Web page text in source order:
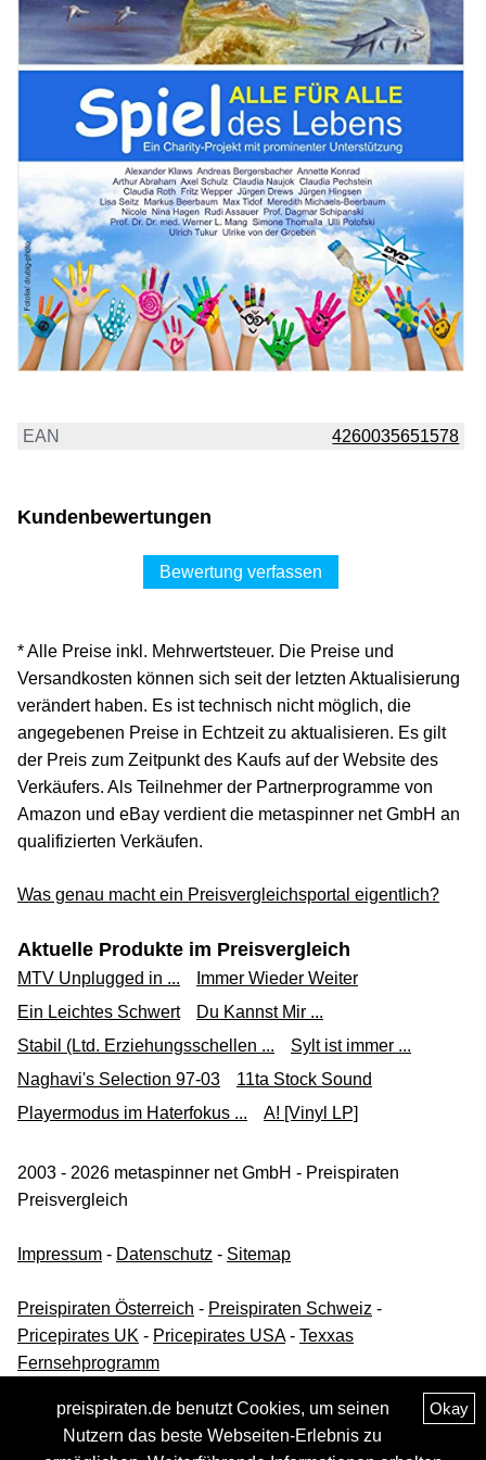
EAN 4260035651578
Kundenbewertungen
Bewertung verfassen
* Alle Preise inkl. Mehrwertsteuer. Die Preise und
Versandkosten können sich seit der letzten Aktualisierung
verändert haben. Es ist technisch nicht möglich, die
angegebenen Preise in Echtzeit zu aktualisieren. Es gilt
der Preis zum Zeitpunkt des Kaufs auf der Website des
Verkäufers. Als Teilnehmer der Partnerprogramme von
Amazon und eBay verdient die metaspinner net GmbH an
qualifizierten Verkäufen.
Was genau macht ein Preisvergleichsportal eigentlich?
Aktuelle Produkte im Preisvergleich
MTV Unplugged in ...
Immer Wieder Weiter
Ein Leichtes Schwert
Du Kannst Mir ...
Stabil (Ltd. Erziehungsschellen ...
Sylt ist immer ...
Naghavi's Selection 97-03
11ta Stock Sound
Playermodus im Haterfokus ...
A! [Vinyl LP]
2003 - 2026 metaspinner net GmbH - Preispiraten
Preisvergleich
Impressum - Datenschutz - Sitemap
Preispiraten Österreich - Preispiraten Schweiz -
Pricepirates UK - Pricepirates USA- Texxas
Fernsehprogramm
Okay
preispiraten.de benutzt Cookies, um seinen
Nutzern das beste Webseiten-Erlebnis zu